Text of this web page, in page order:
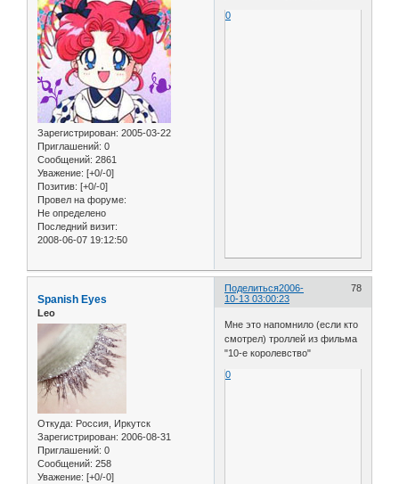
Зарегистрирован: 2005-03-22
Приглашений: 0
Сообщений: 2861
Уважение: [+0/-0]
Позитив: [+0/-0]
Провел на форуме:
Не определено
Последний визит:
2008-06-07 19:12:50
0
Поделиться 78
2006-
10-13 03:00:23
Spanish Eyes
Leo
Откуда: Россия, Иркутск
Зарегистрирован: 2006-08-31
Приглашений: 0
Сообщений: 258
Уважение: [+0/-0]
Мне это напомнило (если кто
смотрел) троллей из фильма
"10-е королевство"
0